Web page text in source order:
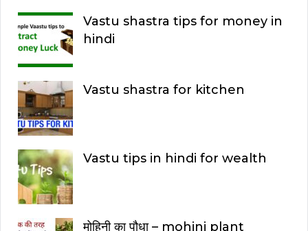
Vastu shastra tips for money in
hindi
Vastu shastra for kitchen
Vastu tips in hindi for wealth
मोहिनी का पौधा – mohini plant